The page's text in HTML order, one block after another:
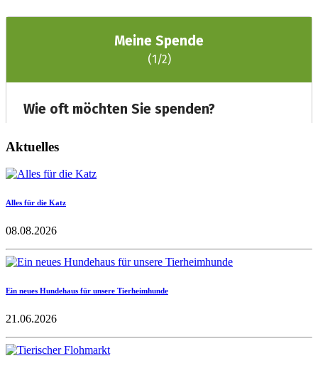
Aktuelles
Alles für die Katz
08.08.2026
Ein neues Hundehaus für unsere Tierheimhunde
21.06.2026